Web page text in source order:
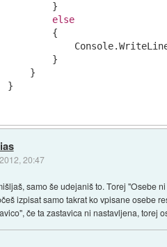
}
else
{
}
}
}
20:47
samo še udejaniš to. Torej "Osebe
izpisat samo takrat ko vpisane osebe
če ta zastavica ni nastavljena, torej